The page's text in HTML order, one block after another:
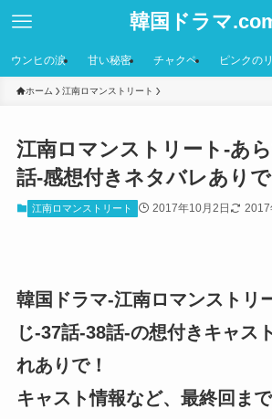
韓国ドラマ
ウンヒの涙 甘い秘密 チャクペ ピンクの
ホーム 江南ロマンストリート
江南ロマンストリート-あ
話-感想付きネタバレありで
江南ロマンストリート 2017年10月2日 2017
韓国ドラマ-江南ロマンストリ
じ-37話-38話-の想付きキャス
れありで！
キャスト情報など、最終回ま